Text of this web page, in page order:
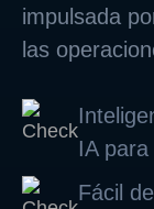
impulsada
las
IA
Fácil